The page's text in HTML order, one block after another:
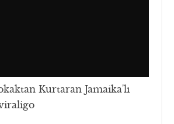
Kurtaran Jamaika'lı